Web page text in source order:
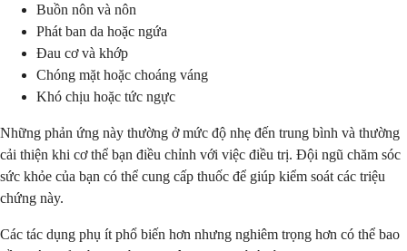
Buồn nôn và nôn
Phát ban da hoặc ngứa
Đau cơ và khớp
Chóng mặt hoặc choáng váng
Khó chịu hoặc tức ngực
Những phản ứng này thường ở mức độ nhẹ đến trung bình và thường
cải thiện khi cơ thể bạn điều chỉnh với việc điều trị. Đội ngũ chăm sóc
sức khỏe của bạn có thể cung cấp thuốc để giúp kiểm soát các triệu
chứng này.
Các tác dụng phụ ít phổ biến hơn nhưng nghiêm trọng hơn có thể bao